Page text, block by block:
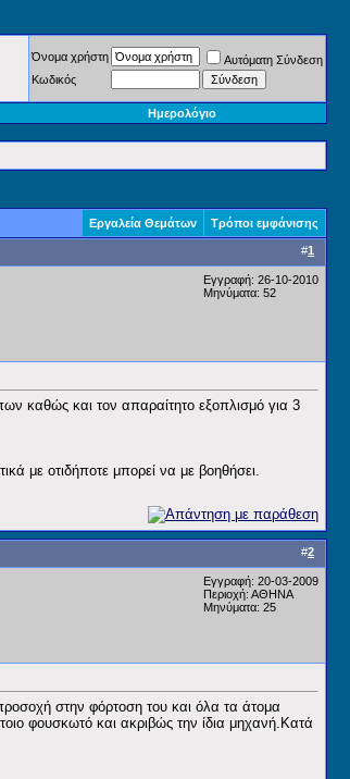
Όνομα χρήστη
Αυτόματη Σύνδεση
Κωδικός
Ημερολόγιο
Εργαλεία Θεμάτων Τρόποι εμφάνισης
#1
Εγγραφή: 26-10-2010
Μηνύματα: 52
καθώς και τον απαραίτητο εξοπλισμό για 3
με οτιδήποτε μπορεί να με βοηθήσει.
#2
Εγγραφή: 20-03-2009
Περιοχή: ΑΘΗΝΑ
Μηνύματα: 25
στην φόρτοση του και όλα τα άτομα
φουσκωτό και ακριβώς την ίδια μηχανή.Κατά